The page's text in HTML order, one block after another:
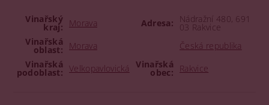
Vinařský
kraj: Morava Adresa: Nádražní 480, 691
03 Rakvice
Vinařská
oblast: Morava
Česká republika
Vinařská
podoblast: Velkopavlovická Vinařská
obec: Rakvice